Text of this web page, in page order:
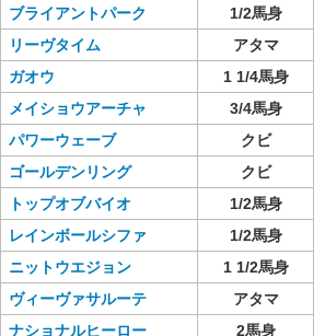
ブライアントパーク
1/2馬身
リーヴタイム
アタマ
ガオウ
1 1/4馬身
メイショウアーチャ
3/4馬身
パワーウェーブ
クビ
ゴールデンリング
クビ
トップオブバイオ
1/2馬身
レインボールシファ
1/2馬身
ニットウエジョン
1 1/2馬身
ヴィーヴァサルーテ
アタマ
ナショナルヒーロー
2馬身